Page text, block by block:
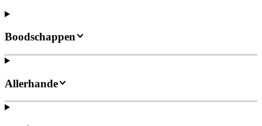
Boodschappen
Allerhande